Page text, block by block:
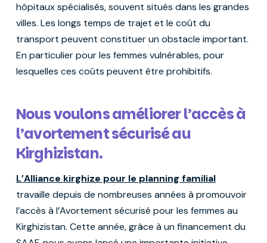
hôpitaux spécialisés, souvent situés dans les grandes
villes. Les longs temps de trajet et le coût du
transport peuvent constituer un obstacle important.
En particulier pour les femmes vulnérables, pour
lesquelles ces coûts peuvent être prohibitifs.
Nous voulons améliorer l’accès à
l’avortement sécurisé au
Kirghizistan.
L’Alliance kirghize pour le planning familial
travaille depuis de nombreuses années à promouvoir
l’accès à l’Avortement sécurisé pour les femmes au
Kirghizistan. Cette année, grâce à un financement du